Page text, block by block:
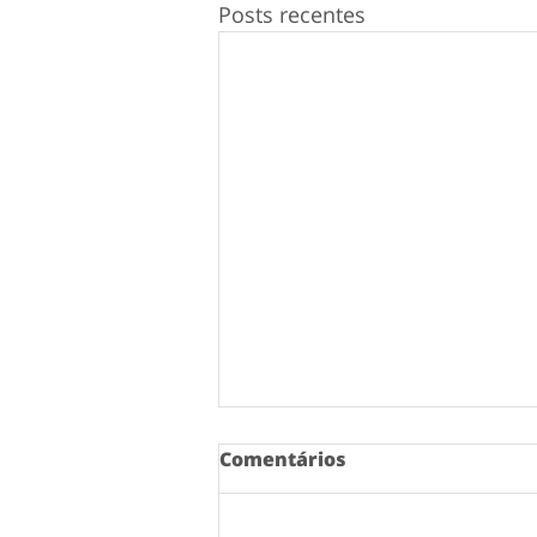
Posts recentes
Comentários